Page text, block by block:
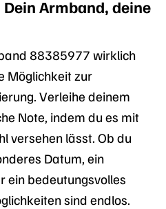
Armband, deine
88385977 wirklich
Möglichkeit zur
Verleihe deinem
Note, indem du es mit
versehen lässt. Ob du
Datum, ein
ein bedeutungsvolles
sind endlos.